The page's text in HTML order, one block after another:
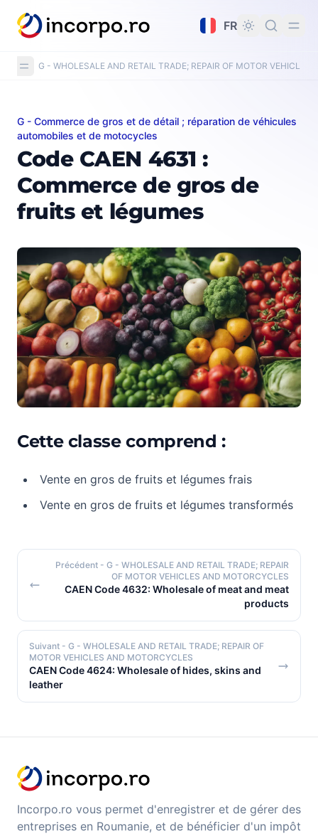
principal
FR
G - WHOLESALE AND RETAIL TRADE; REPAIR OF MOTOR VEHICLES
Code CAEN 4631 : Commerce de gros de fruits et
G - Commerce de gros et de détail ; réparation de véhicules
automobiles et de motocycles
Code CAEN 4631 :
Commerce de gros de
fruits et légumes
Cette classe comprend :
Vente en gros de fruits et légumes frais
Vente en gros de fruits et légumes transformés
Précédent - G - WHOLESALE AND RETAIL TRADE; REPAIR
OF MOTOR VEHICLES AND MOTORCYCLES
CAEN Code 4632: Wholesale of meat and meat
products
Suivant - G - WHOLESALE AND RETAIL TRADE; REPAIR OF
MOTOR VEHICLES AND MOTORCYCLES
CAEN Code 4624: Wholesale of hides, skins and
leather
Incorpo.ro vous permet d'enregistrer et de gérer des
entreprises en Roumanie, et de bénéficier d'un impôt